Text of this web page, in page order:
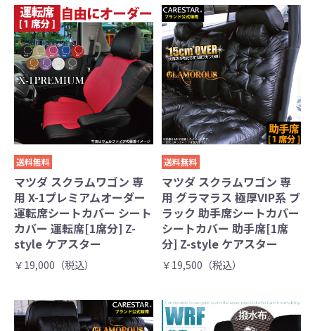
送料無料
マツダ スクラムワゴン 専
用 X-1プレミアムオーダー
運転席シートカバー シート
カバー 運転席[1席分] Z-
style ケアスター
￥19,000（税込）
送料無料
マツダ スクラムワゴン 専
用 グラマラス 極厚VIP系 ブ
ラック 助手席シートカバー
シートカバー 助手席[1席
分] Z-style ケアスター
￥19,500（税込）